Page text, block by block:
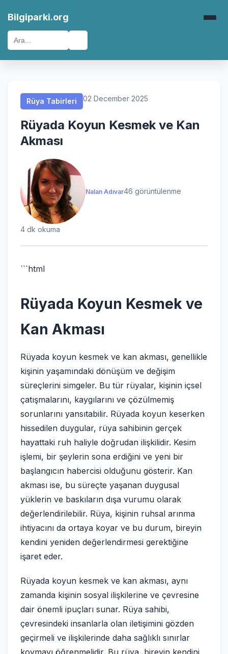
Bilgiparki.org
Rüya Tabirleri 02 December 2025
Rüyada Koyun Kesmek ve Kan
Akması
Nalan Adıvar46 görüntülenme
4 dk okuma
```html
Rüyada Koyun Kesmek ve
Kan Akması
Rüyada koyun kesmek ve kan akması, genellikle
kişinin yaşamındaki dönüşüm ve değişim
süreçlerini simgeler. Bu tür rüyalar, kişinin içsel
çatışmalarını, kaygılarını ve çözülmemiş
sorunlarını yansıtabilir. Rüyada koyun keserken
hissedilen duygular, rüya sahibinin gerçek
hayattaki ruh haliyle doğrudan ilişkilidir. Kesim
işlemi, bir şeylerin sona erdiğini ve yeni bir
başlangıcın habercisi olduğunu gösterir. Kan
akması ise, bu süreçte yaşanan duygusal
yüklerin ve baskıların dışa vurumu olarak
değerlendirilebilir. Rüya, kişinin ruhsal arınma
ihtiyacını da ortaya koyar ve bu durum, bireyin
kendini yeniden değerlendirmesi gerektiğine
işaret eder.
Rüyada koyun kesmek ve kan akması, aynı
zamanda kişinin sosyal ilişkilerine ve çevresine
dair önemli ipuçları sunar. Rüya sahibi,
çevresindeki insanlarla olan iletişimini gözden
geçirmeli ve ilişkilerinde daha sağlıklı sınırlar
koymayı öğrenmelidir. Bu rüya, bireyin kendini
Rüya Tabirleri
Rüya Tabirleri
Rüya Tabirleri
Rüya Tabirleri